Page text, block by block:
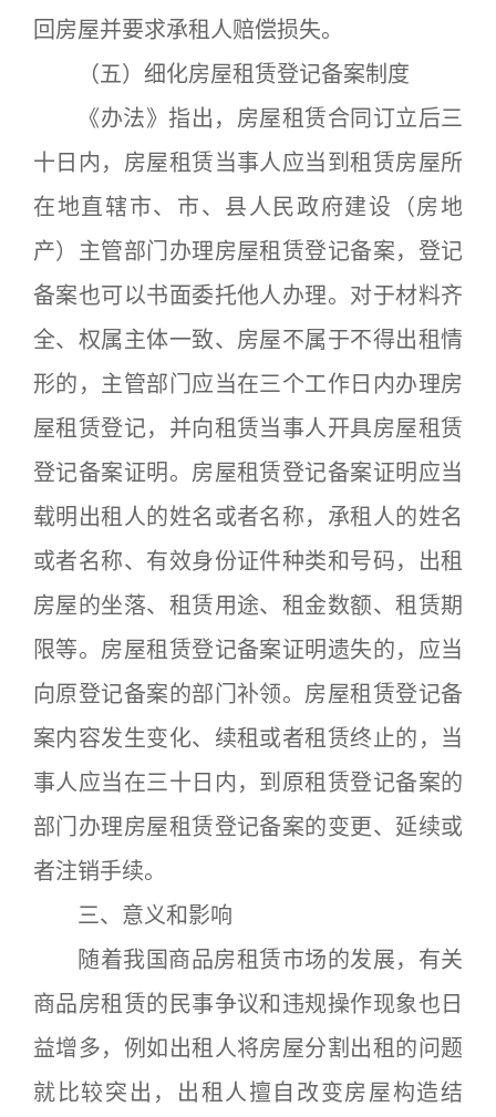
回房屋并要求承租人赔偿损失。
（五）细化房屋租赁登记备案制度
《办法》指出，房屋租赁合同订立后三
十日内，房屋租赁当事人应当到租赁房屋所
在地直辖市、市、县人民政府建设（房地
产）主管部门办理房屋租赁登记备案，登记
备案也可以书面委托他人办理。对于材料齐
全、权属主体一致、房屋不属于不得出租情
形的，主管部门应当在三个工作日内办理房
屋租赁登记，并向租赁当事人开具房屋租赁
登记备案证明。房屋租赁登记备案证明应当
载明出租人的姓名或者名称，承租人的姓名
或者名称、有效身份证件种类和号码，出租
房屋的坐落、租赁用途、租金数额、租赁期
限等。房屋租赁登记备案证明遗失的，应当
向原登记备案的部门补领。房屋租赁登记备
案内容发生变化、续租或者租赁终止的，当
事人应当在三十日内，到原租赁登记备案的
部门办理房屋租赁登记备案的变更、延续或
者注销手续。
三、意义和影响
随着我国商品房租赁市场的发展，有关
商品房租赁的民事争议和违规操作现象也日
益增多，例如出租人将房屋分割出租的问题
就比较突出，出租人擅自改变房屋构造结